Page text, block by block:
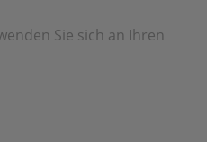
Sie sich an Ihren